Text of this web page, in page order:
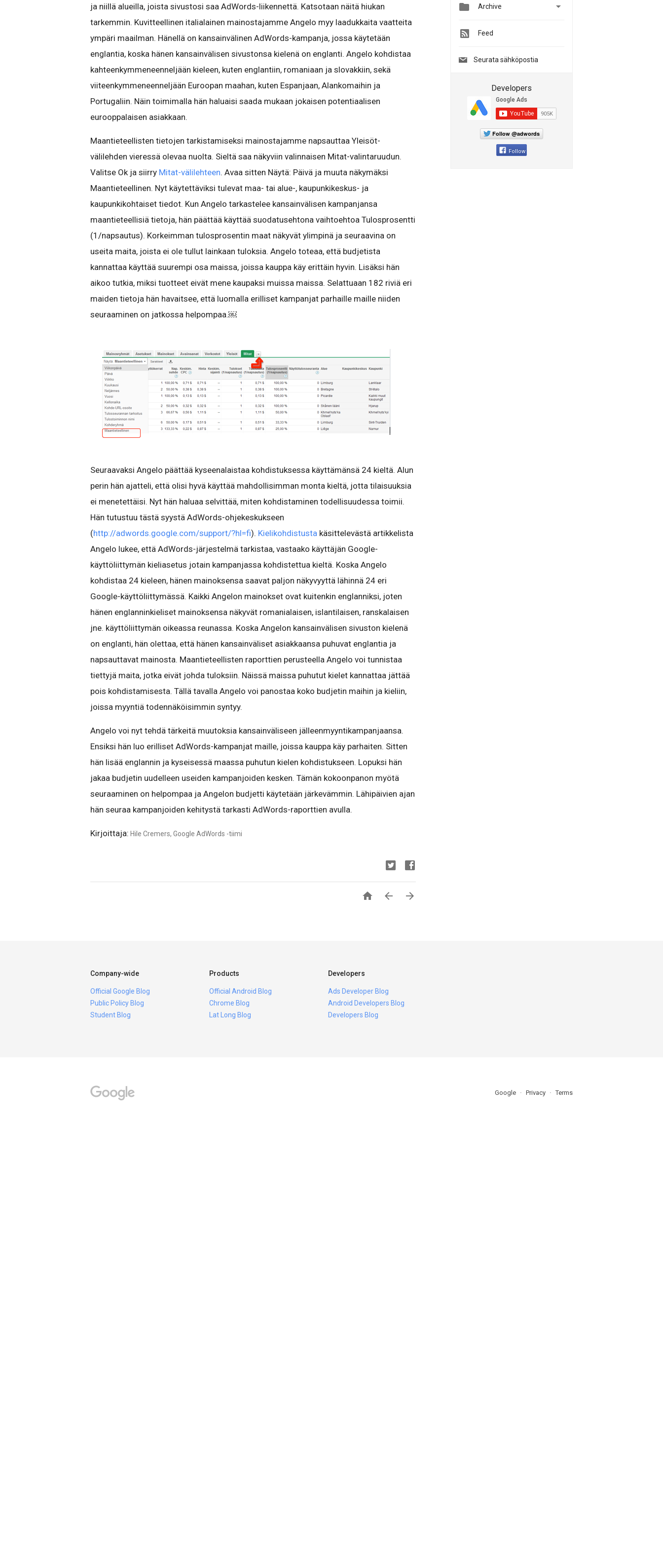
ja niillä alueilla, joista sivustosi saa AdWords-liikennettä. Katsotaan näitä hiukan
tarkemmin. Kuvitteellinen italialainen mainostajamme Angelo myy laadukkaita vaatteita
ympäri maailman. Hänellä on kansainvälinen AdWords-kampanja, jossa käytetään
englantia, koska hänen kansainvälisen sivustonsa kielenä on englanti. Angelo kohdistaa
kahteenkymmeneenneljään kieleen, kuten englantiin, romaniaan ja slovakkiin, sekä
viiteenkymmeneenneljään Euroopan maahan, kuten Espanjaan, Alankomaihin ja
Portugaliin. Näin toimimalla hän haluaisi saada mukaan jokaisen potentiaalisen
eurooppalaisen asiakkaan.
Maantieteellisten tietojen tarkistamiseksi mainostajamme napsauttaa Yleisöt-
välilehden vieressä olevaa nuolta. Sieltä saa näkyviin valinnaisen Mitat-valintaruudun.
Valitse Ok ja siirry Mitat-välilehteen. Avaa sitten Näytä: Päivä ja muuta näkymäksi
Maantieteellinen. Nyt käytettäviksi tulevat maa- tai alue-, kaupunkikeskus- ja
kaupunkikohtaiset tiedot. Kun Angelo tarkastelee kansainvälisen kampanjansa
maantieteellisiä tietoja, hän päättää käyttää suodatusehtona vaihtoehtoa Tulosprosentti
(1/napsautus). Korkeimman tulosprosentin maat näkyvät ylimpinä ja seuraavina on
useita maita, joista ei ole tullut lainkaan tuloksia. Angelo toteaa, että budjetista
kannattaa käyttää suurempi osa maissa, joissa kauppa käy erittäin hyvin. Lisäksi hän
aikoo tutkia, miksi tuotteet eivät mene kaupaksi muissa maissa. Selattuaan 182 riviä eri
maiden tietoja hän havaitsee, että luomalla erilliset kampanjat parhaille maille niiden
seuraaminen on jatkossa helpompaa.￼
Seuraavaksi Angelo päättää kyseenalaistaa kohdistuksessa käyttämänsä 24 kieltä. Alun
perin hän ajatteli, että olisi hyvä käyttää mahdollisimman monta kieltä, jotta tilaisuuksia
ei menetettäisi. Nyt hän haluaa selvittää, miten kohdistaminen todellisuudessa toimii.
Hän tutustuu tästä syystä AdWords-ohjekeskukseen
(http://adwords.google.com/support/?hl=fi). Kielikohdistusta käsittelevästä artikkelista
Angelo lukee, että AdWords-järjestelmä tarkistaa, vastaako käyttäjän Google-
käyttöliittymän kieliasetus jotain kampanjassa kohdistettua kieltä. Koska Angelo
kohdistaa 24 kieleen, hänen mainoksensa saavat paljon näkyvyyttä lähinnä 24 eri
Google-käyttöliittymässä. Kaikki Angelon mainokset ovat kuitenkin englanniksi, joten
hänen englanninkieliset mainoksensa näkyvät romanialaisen, islantilaisen, ranskalaisen
jne. käyttöliittymän oikeassa reunassa. Koska Angelon kansainvälisen sivuston kielenä
on englanti, hän olettaa, että hänen kansainväliset asiakkaansa puhuvat englantia ja
napsauttavat mainosta. Maantieteellisten raporttien perusteella Angelo voi tunnistaa
tiettyjä maita, jotka eivät johda tuloksiin. Näissä maissa puhutut kielet kannattaa jättää
pois kohdistamisesta. Tällä tavalla Angelo voi panostaa koko budjetin maihin ja kieliin,
joissa myyntiä todennäköisimmin syntyy.
Angelo voi nyt tehdä tärkeitä muutoksia kansainväliseen jälleenmyyntikampanjaansa.
Ensiksi hän luo erilliset AdWords-kampanjat maille, joissa kauppa käy parhaiten. Sitten
hän lisää englannin ja kyseisessä maassa puhutun kielen kohdistukseen. Lopuksi hän
jakaa budjetin uudelleen useiden kampanjoiden kesken. Tämän kokoonpanon myötä
seuraaminen on helpompaa ja Angelon budjetti käytetään järkevämmin. Lähipäivien ajan
hän seuraa kampanjoiden kehitystä tarkasti AdWords-raporttien avulla.
Kirjoittaja: Hile Cremers, Google AdWords -tiimi
  
 Archive 
Feed
Seurata sähköpostia
Developers
Follow @adwords
Follow
Company-wide
Official Google Blog
Public Policy Blog
Student Blog
Products
Official Android Blog
Chrome Blog
Lat Long Blog
Developers
Ads Developer Blog
Android Developers Blog
Developers Blog
Google Privacy Terms